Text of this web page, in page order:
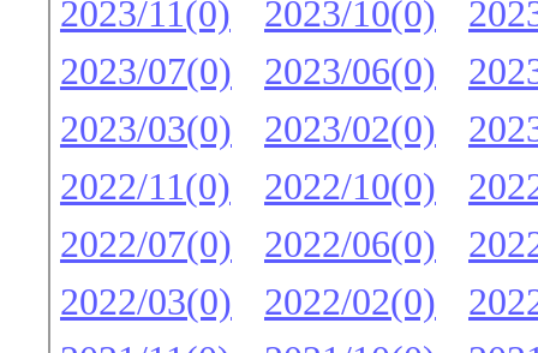
2023/11(0)
2023/10(0)
2023/07(0)
2023/06(0)
2023/03(0)
2023/02(0)
2022/11(0)
2022/10(0)
2022/07(0)
2022/06(0)
2022/03(0)
2022/02(0)